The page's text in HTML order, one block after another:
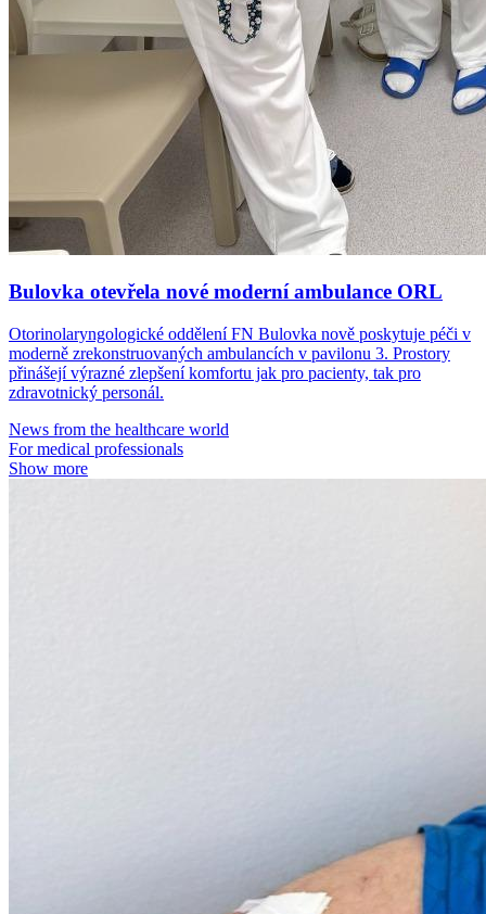
Bulovka otevřela nové moderní ambulance ORL
Otorinolaryngologické oddělení FN Bulovka nově poskytuje péči v
moderně zrekonstruovaných ambulancích v pavilonu 3. Prostory
přinášejí výrazné zlepšení komfortu jak pro pacienty, tak pro
zdravotnický personál.
News from the healthcare world
For medical professionals
Show more